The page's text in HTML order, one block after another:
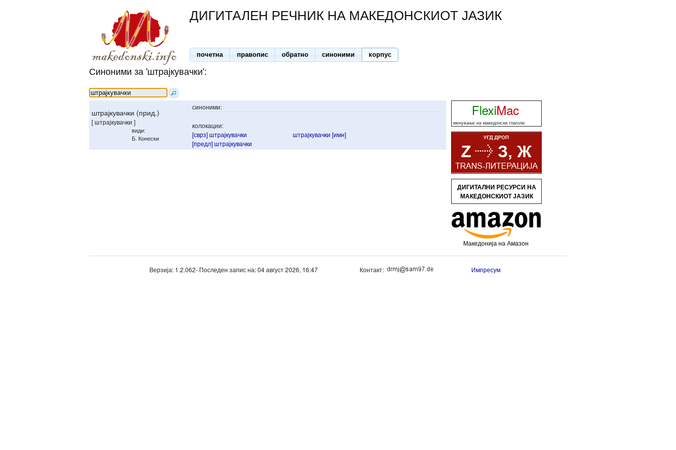
ДИГИТАЛЕН РЕЧНИК НА МАКЕДОНСКИОТ ЈАЗИК
почетна правопис обратно синоними корпус
Синоними за 'штрајкувачки':
штрајкувачки (прид.)
[ штрајкувачки ]
види:
Б. Конески
синоними:
колокации:
[сврз] штрајкувачки
[предл] штрајкувачки
штрајкувачки [имн]
FlexiMac
менување на македонски глаголи
ДИГИТАЛНИ РЕСУРСИ НА
МАКЕДОНСКИОТ ЈАЗИК
Македонија на Амазон
Верзија: 1.2.062- Последен запис на: 04 август 2026, 16:47 Контакт: Импресум